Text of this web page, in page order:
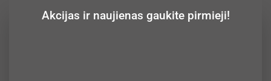
Akcijas ir naujienas gaukite pirmieji!